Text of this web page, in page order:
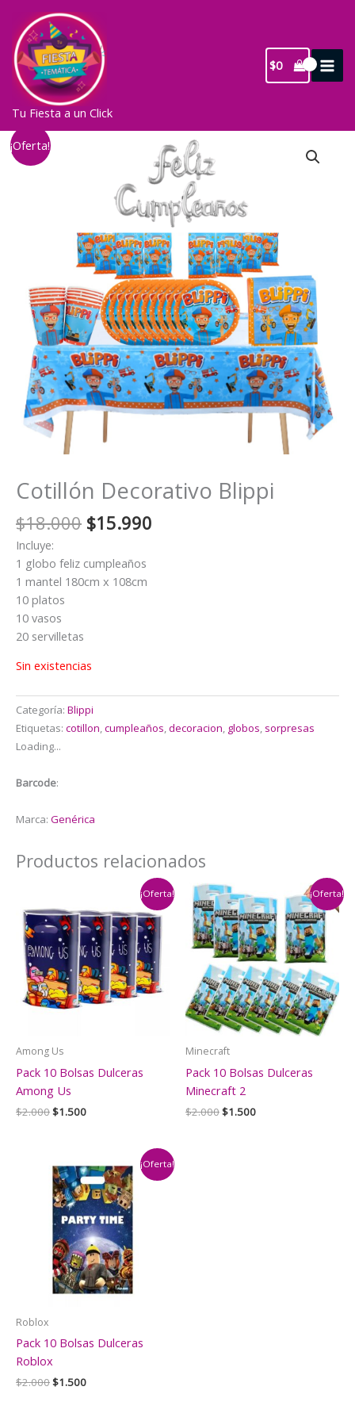
contenido
Tu Fiesta a un Click
$0
¡Oferta!
Cotillón Decorativo Blippi
$18.000 El
original
era:
$15.990
Incluye:
1 globo feliz cumpleaños
1 mantel 180cm x 108cm
10 platos
10 vasos
20 servilletas
Sin existencias
Categoría: Blippi
Etiquetas: cotillon,cumpleaños,decoracion, globos, sorpresas
Loading...
Barcode:
Marca: Genérica
Productos relacionados
¡Oferta!
Among Us
Pack 10 Bolsas Dulceras
Among Us
$2.000El
$2.000.
$1.500El
$1.500.
¡Oferta!
Minecraft
Pack 10 Bolsas Dulceras
Minecraft 2
$2.000El
$1.500El
¡Oferta!
Roblox
Pack 10 Bolsas Dulceras
Roblox
$2.000El
$1.500El